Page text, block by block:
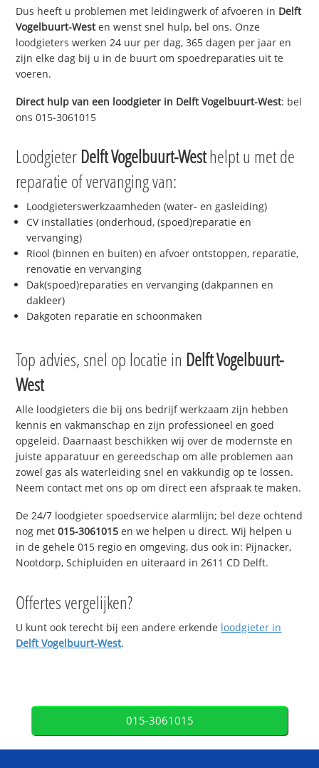
Dus heeft u problemen met leidingwerk of afvoeren in Delft
Vogelbuurt-Westen wenst snel hulp, bel ons. Onze
loodgieters werken 24 uur per dag, 365 dagen per jaar en
zijn elke dag bij u in de buurt om spoedreparaties uit te
voeren.
Direct hulp van een loodgieter in Delft Vogelbuurt-West: bel
ons 015-3061015
Loodgieter Delft Vogelbuurt-Westhelpt u met de
reparatie of vervanging van:
Loodgieterswerkzaamheden (water- en gasleiding)
CV installaties (onderhoud, (spoed)reparatie en
vervanging)
Riool (binnen en buiten) en afvoer ontstoppen, reparatie,
renovatie en vervanging
Dak(spoed)reparaties en vervanging (dakpannen en
dakleer)
Dakgoten reparatie en schoonmaken
Top advies, snel op locatie in Delft Vogelbuurt-
West
Alle loodgieters die bij ons bedrijf werkzaam zijn hebben
kennis en vakmanschap en zijn professioneel en goed
opgeleid. Daarnaast beschikken wij over de modernste en
juiste apparatuur en gereedschap om alle problemen aan
zowel gas als waterleiding snel en vakkundig op te lossen.
Neem contact met ons op om direct een afspraak te maken.
De 24/7 loodgieter spoedservice alarmlijn; bel deze ochtend
nog met015-3061015 en we helpen u direct. Wij helpen u
in de gehele 015 regio en omgeving, dus ook in: Pijnacker,
Nootdorp, Schipluiden en uiteraard in 2611 CD Delft.
Offertes vergelijken?
U kunt ook terecht bij een andere erkende loodgieter in
Delft Vogelbuurt-West.
015-3061015